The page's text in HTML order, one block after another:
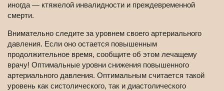
иногда — ктяжелой инвалидности и преждевременной
смерти.
Внимательно следите за уровнем своего артериального
давления. Если оно остается повышенным
продолжительное время, сообщите об этом лечащему
врачу! Оптимальные уровни снижения повышенного
артериального давления. Оптимальным считается такой
уровень как систолического, так и диастолического